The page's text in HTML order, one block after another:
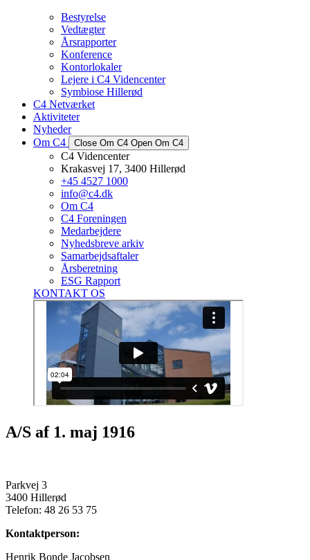
Bestyrelse
Vedtægter
Årsrapporter
Konference
Kontorlokaler
Lejere i C4 Videncenter
Symbiose Hillerød
C4 Netværket
Aktiviteter
Nyheder
Om C4
Close Om C4 Open Om C4
C4 Videncenter
Krakasvej 17, 3400 Hillerød
+45 4527 1000
info@c4.dk
Om C4
C4 Foreningen
Medarbejdere
Nyhedsbreve arkiv
Samarbejdsaftaler
Årsberetning
ESG Rapport
KONTAKT OS
A/S af 1. maj 1916
Parkvej 3
3400 Hillerød
Telefon: 48 26 53 75
Kontaktperson:
Henrik Bonde Jacobsen